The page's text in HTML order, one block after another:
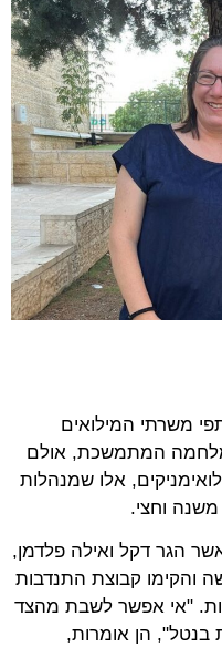
משרתי המילואים
המתמשכת, אולם
אלו שמנהלות
וחצי.
הגר דקל ואילה פלדמן,
והקימו קבוצת התנדבות
"אי אפשר לשבת מהצד
הן אומרות,